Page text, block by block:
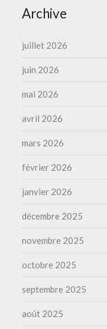
Archive
juillet 2026
juin 2026
mai 2026
avril 2026
mars 2026
février 2026
janvier 2026
décembre 2025
novembre 2025
octobre 2025
septembre 2025
août 2025